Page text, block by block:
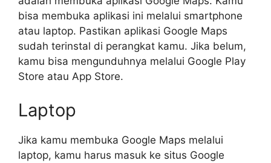
bisa membuka aplikasi ini melalui smartphone
atau laptop. Pastikan aplikasi Google Maps
sudah terinstal di perangkat kamu. Jika belum,
kamu bisa mengunduhnya melalui Google Play
Store atau App Store.
Laptop
Jika kamu membuka Google Maps melalui
laptop, kamu harus masuk ke situs Google